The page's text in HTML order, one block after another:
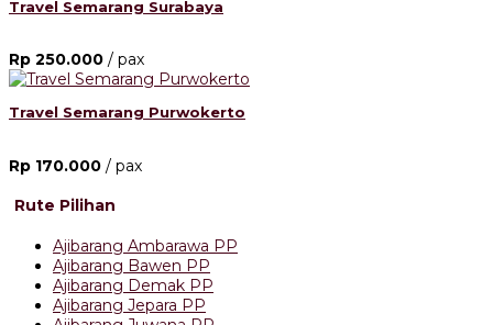
Travel Semarang Surabaya
Rp 250.000 / pax
Travel Semarang Purwokerto
Rp 170.000 / pax
Rute Pilihan
Ajibarang Ambarawa PP
Ajibarang Bawen PP
Ajibarang Demak PP
Ajibarang Jepara PP